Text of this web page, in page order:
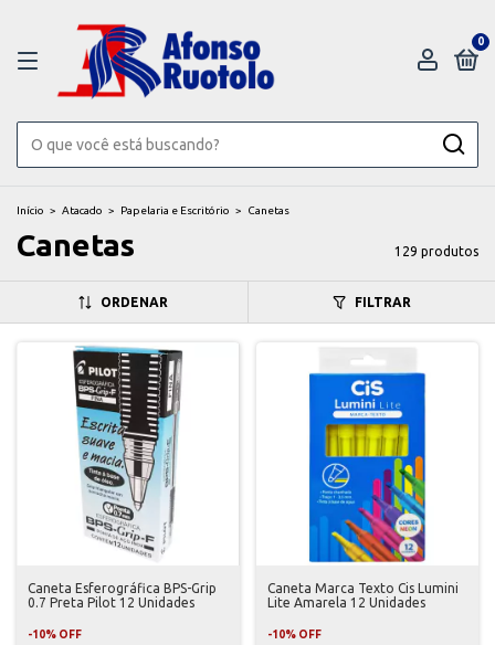
0
Início > Atacado > Papelaria e Escritório > Canetas
Canetas 129 produtos
ORDENAR FILTRAR
Caneta Esferográfica BPS-Grip
0.7 Preta Pilot 12 Unidades
-10% OFF
Caneta Marca Texto Cis Lumini
Lite Amarela 12 Unidades
-10% OFF